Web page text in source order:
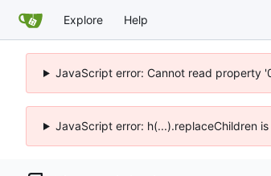
Explore Help
JavaScript error: Cannot read property
JavaScript error: h(...).replaceChildren